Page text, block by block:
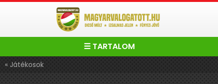
☰ TARTALOM
« Játékosok